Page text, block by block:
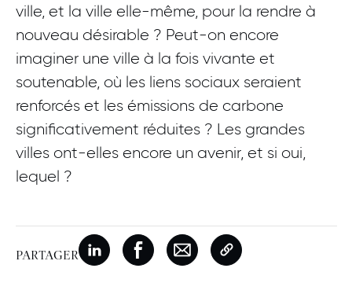
ville, et la ville elle-même, pour la rendre à
nouveau désirable ? Peut-on encore
imaginer une ville à la fois vivante et
soutenable, où les liens sociaux seraient
renforcés et les émissions de carbone
significativement réduites ? Les grandes
villes ont-elles encore un avenir, et si oui,
lequel ?
PARTAGER Nouvelle fenêtre
Partager sur Linkedin
Nouvelle fenêtre
Partager sur Facebook
Nouvelle fenêtre
Partager par e-mail
Copier le lien de la